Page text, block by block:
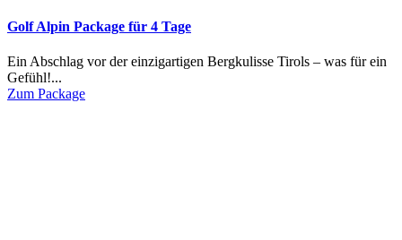
Golf Alpin Package für 4 Tage
Ein Abschlag vor der einzigartigen Bergkulisse Tirols – was für ein
Gefühl!...
Zum Package